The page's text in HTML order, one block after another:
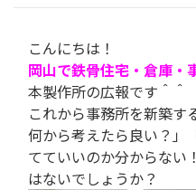
こんにちは！
岡山で鉄骨住宅・倉庫・
本製作所の広報です＾＾
これから事務所を新築す
何から考えたら良い？」
てていいのか分からない
はないでしょうか？